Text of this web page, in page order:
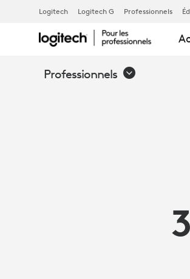
LES
Logitech Logitech G Professionnels
Professionnels